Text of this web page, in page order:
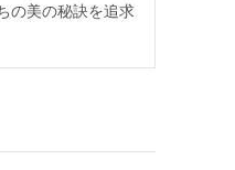
の美の秘訣を追求